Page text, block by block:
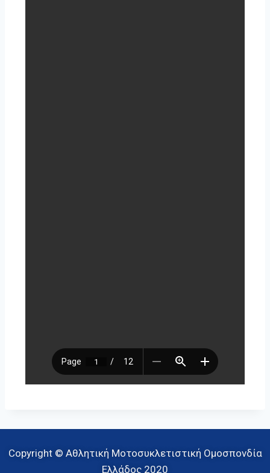
Copyright © Αθλητική Μοτοσυκλετιστική Ομοσπονδία
Ελλάδος 2020